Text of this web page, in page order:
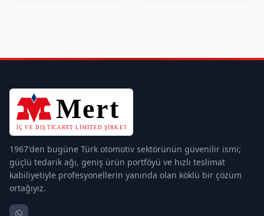
1967'den bugüne Türk otomotiv sektörünün güvenilir ismi;
güçlü tedarik ağı, geniş ürün portföyü ve hızlı teslimat
kabiliyetiyle profesyonellerin yanında olan köklü bir çözüm
ortağıyız.